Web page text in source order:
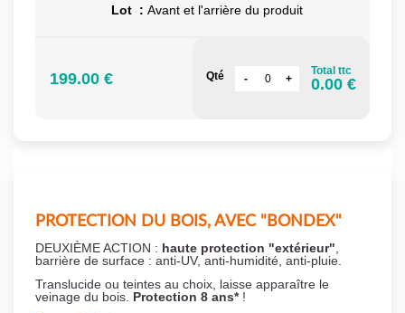
Lot : Avant et l'arrière du produit
199.00 € Qté Total ttc
0.00 €
PROTECTION DU BOIS, AVEC "BONDEX"
DEUXIÈME ACTION : haute protection "extérieur"
barrière de surface : anti-UV, anti-humidité, anti-pluie.
Translucide ou teintes au choix, laisse apparaître le
veinage du bois. Protection 8 ans*!